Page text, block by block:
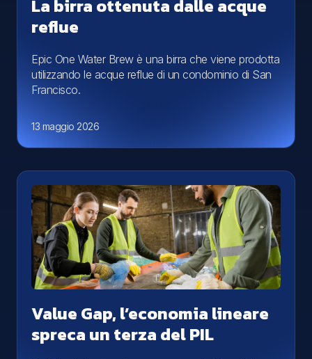
La birra ottenuta dalle acque
reflue
Epic One Water Brew è una birra che viene prodotta
utilizzando le acque reflue di un condominio di San
Francisco.
13 maggio 2026
Value Gap, l’economia lineare
spreca un terza del PIL